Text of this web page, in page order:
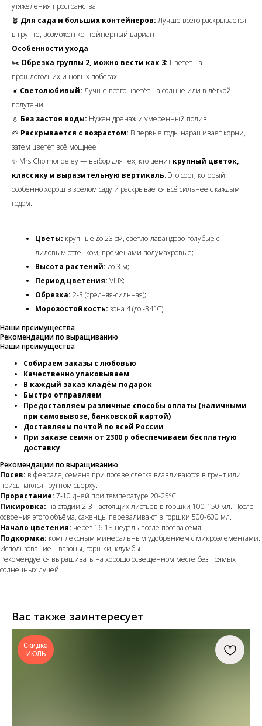
утяжеления пространства
🪴 Для сада и больших контейнеров:Лучше всего раскрывается
в грунте, возможен контейнерный вариант
Особенности ухода
✂️ Обрезка группы 2, можно вести как 3: Цветёт на
прошлогодних и новых побегах
☀️ Светолюбивый:Лучше всего цветёт на солнце или в лёгкой
полутени
💧 Без застоя воды: Нужен дренаж и умеренный полив
🌱 Раскрывается с возрастом: В первые годы наращивает корни,
затем цветёт всё мощнее
✨ Mrs Cholmondeley— выбор для тех, кто ценит крупный цветок,
классику и выразительную вертикаль. Это сорт, который
особенно хорош в зрелом саду и раскрывается всё сильнее с каждым
годом.
Цветы: крупные до 23 см, светло-лавандово-голубые с
лиловым оттенком, временами полумахровые;
Высота растений: до 3 м;
Период цветения: VI-IX;
Обрезка: 2-3 (средняя-сильная);
Морозостойкость: зона 4 (до -34°C).
Наши преимущества
Рекомендации по выращиванию
Наши преимущества
Собираем заказы с любовью
Качественно упаковываем
В каждый заказ кладём подарок
Быстро отправляем
Предоставляем различные способы оплаты (наличными
при самовывозе, банковской картой)
Доставляем почтой по всей России
При заказе семян от 2300 р обеспечиваем бесплатную
доставку
Рекомендации по выращиванию
Посев: в феврале, семена при посеве слегка вдавливаются в грунт или
присыпаются грунтом сверху.
Прорастание: 7-10 дней при температуре 20-25ºС.
Пикировка: на стадии 2-3 настоящих листьев в горшки 100-150 мл. После
освоения этого объёма, саженцы переваливают в горшки 500-600 мл.
Начало цветения: через 16-18 недель после посева семян.
Подкормка: комплексным минеральным удобрением с микроэлементами.
Использование – вазоны, горшки, клумбы.
Рекомендуется выращивать на хорошо освещенном месте без прямых
солнечных лучей.
Вас также заинтересует
Скидка
ИЮЛЬ